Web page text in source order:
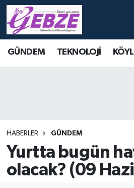
GÜNDEM TEKNOLOJİ
HABERLER GÜNDEM
Yurtta bugün
olacak? (09
Nöbetçi Eczaneler
Tüm Manşetler